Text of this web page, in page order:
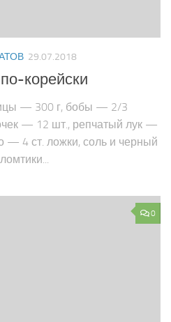
29.07.2018
корейски
— 300 г, бобы — 2/3
— 12 шт., репчатый лук —
— 4 ст. ложки, соль и черный
0